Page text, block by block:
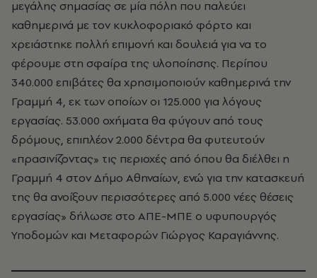
μεγάλης σημασίας σε μία πόλη που παλεύει
καθημερινά με τον κυκλοφοριακό φόρτο και
χρειάστηκε πολλή επιμονή και δουλειά για να το
φέρουμε στη σφαίρα της υλοποίησης. Περίπου
340.000 επιβάτες θα χρησιμοποιούν καθημερινά την
Γραμμή 4, εκ των οποίων οι 125.000 για λόγους
εργασίας. 53.000 οχήματα θα φύγουν από τους
δρόμους, επιπλέον 2.000 δέντρα θα φυτευτούν
«πρασινίζοντας» τις περιοχές από όπου θα διέλθει η
Γραμμή 4 στον Δήμο Αθηναίων, ενώ για την κατασκευή
της θα ανοίξουν περισσότερες από 5.000 νέες θέσεις
εργασίας» δήλωσε στο ΑΠΕ-ΜΠΕ ο υφυπουργός
Υποδομών και Μεταφορών Γιώργος Καραγιάννης.